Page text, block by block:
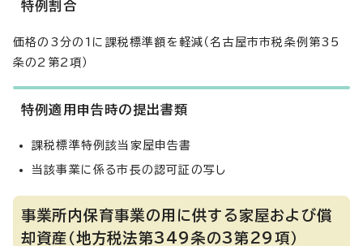
特例割合
価格の3分の1に課税標準額を軽減（名古屋市市税条例第35
条の2第2項）
特例適用申告時の提出書類
課税標準特例該当家屋申告書
当該事業に係る市長の認可証の写し
事業所内保育事業の用に供する家屋および償
却資産（地方税法第349条の3第29項）